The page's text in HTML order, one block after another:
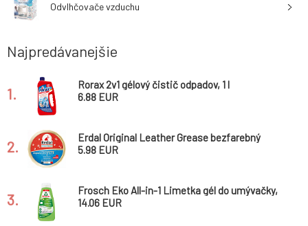
Odvlhčovače vzduchu
Najpredávanejšie
1.
Rorax 2v1 gélový čistič odpadov, 1 l
6.88 EUR
2.
Erdal Original Leather Grease bezfarebný
tukový krém na topánky, 150 ml
5.98 EUR
3.
Frosch Eko All-in-1 Limetka gél do umývačky,
650 ml
14.06 EUR